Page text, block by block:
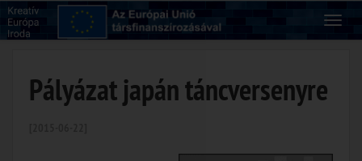
Pályázat japán táncversenyre